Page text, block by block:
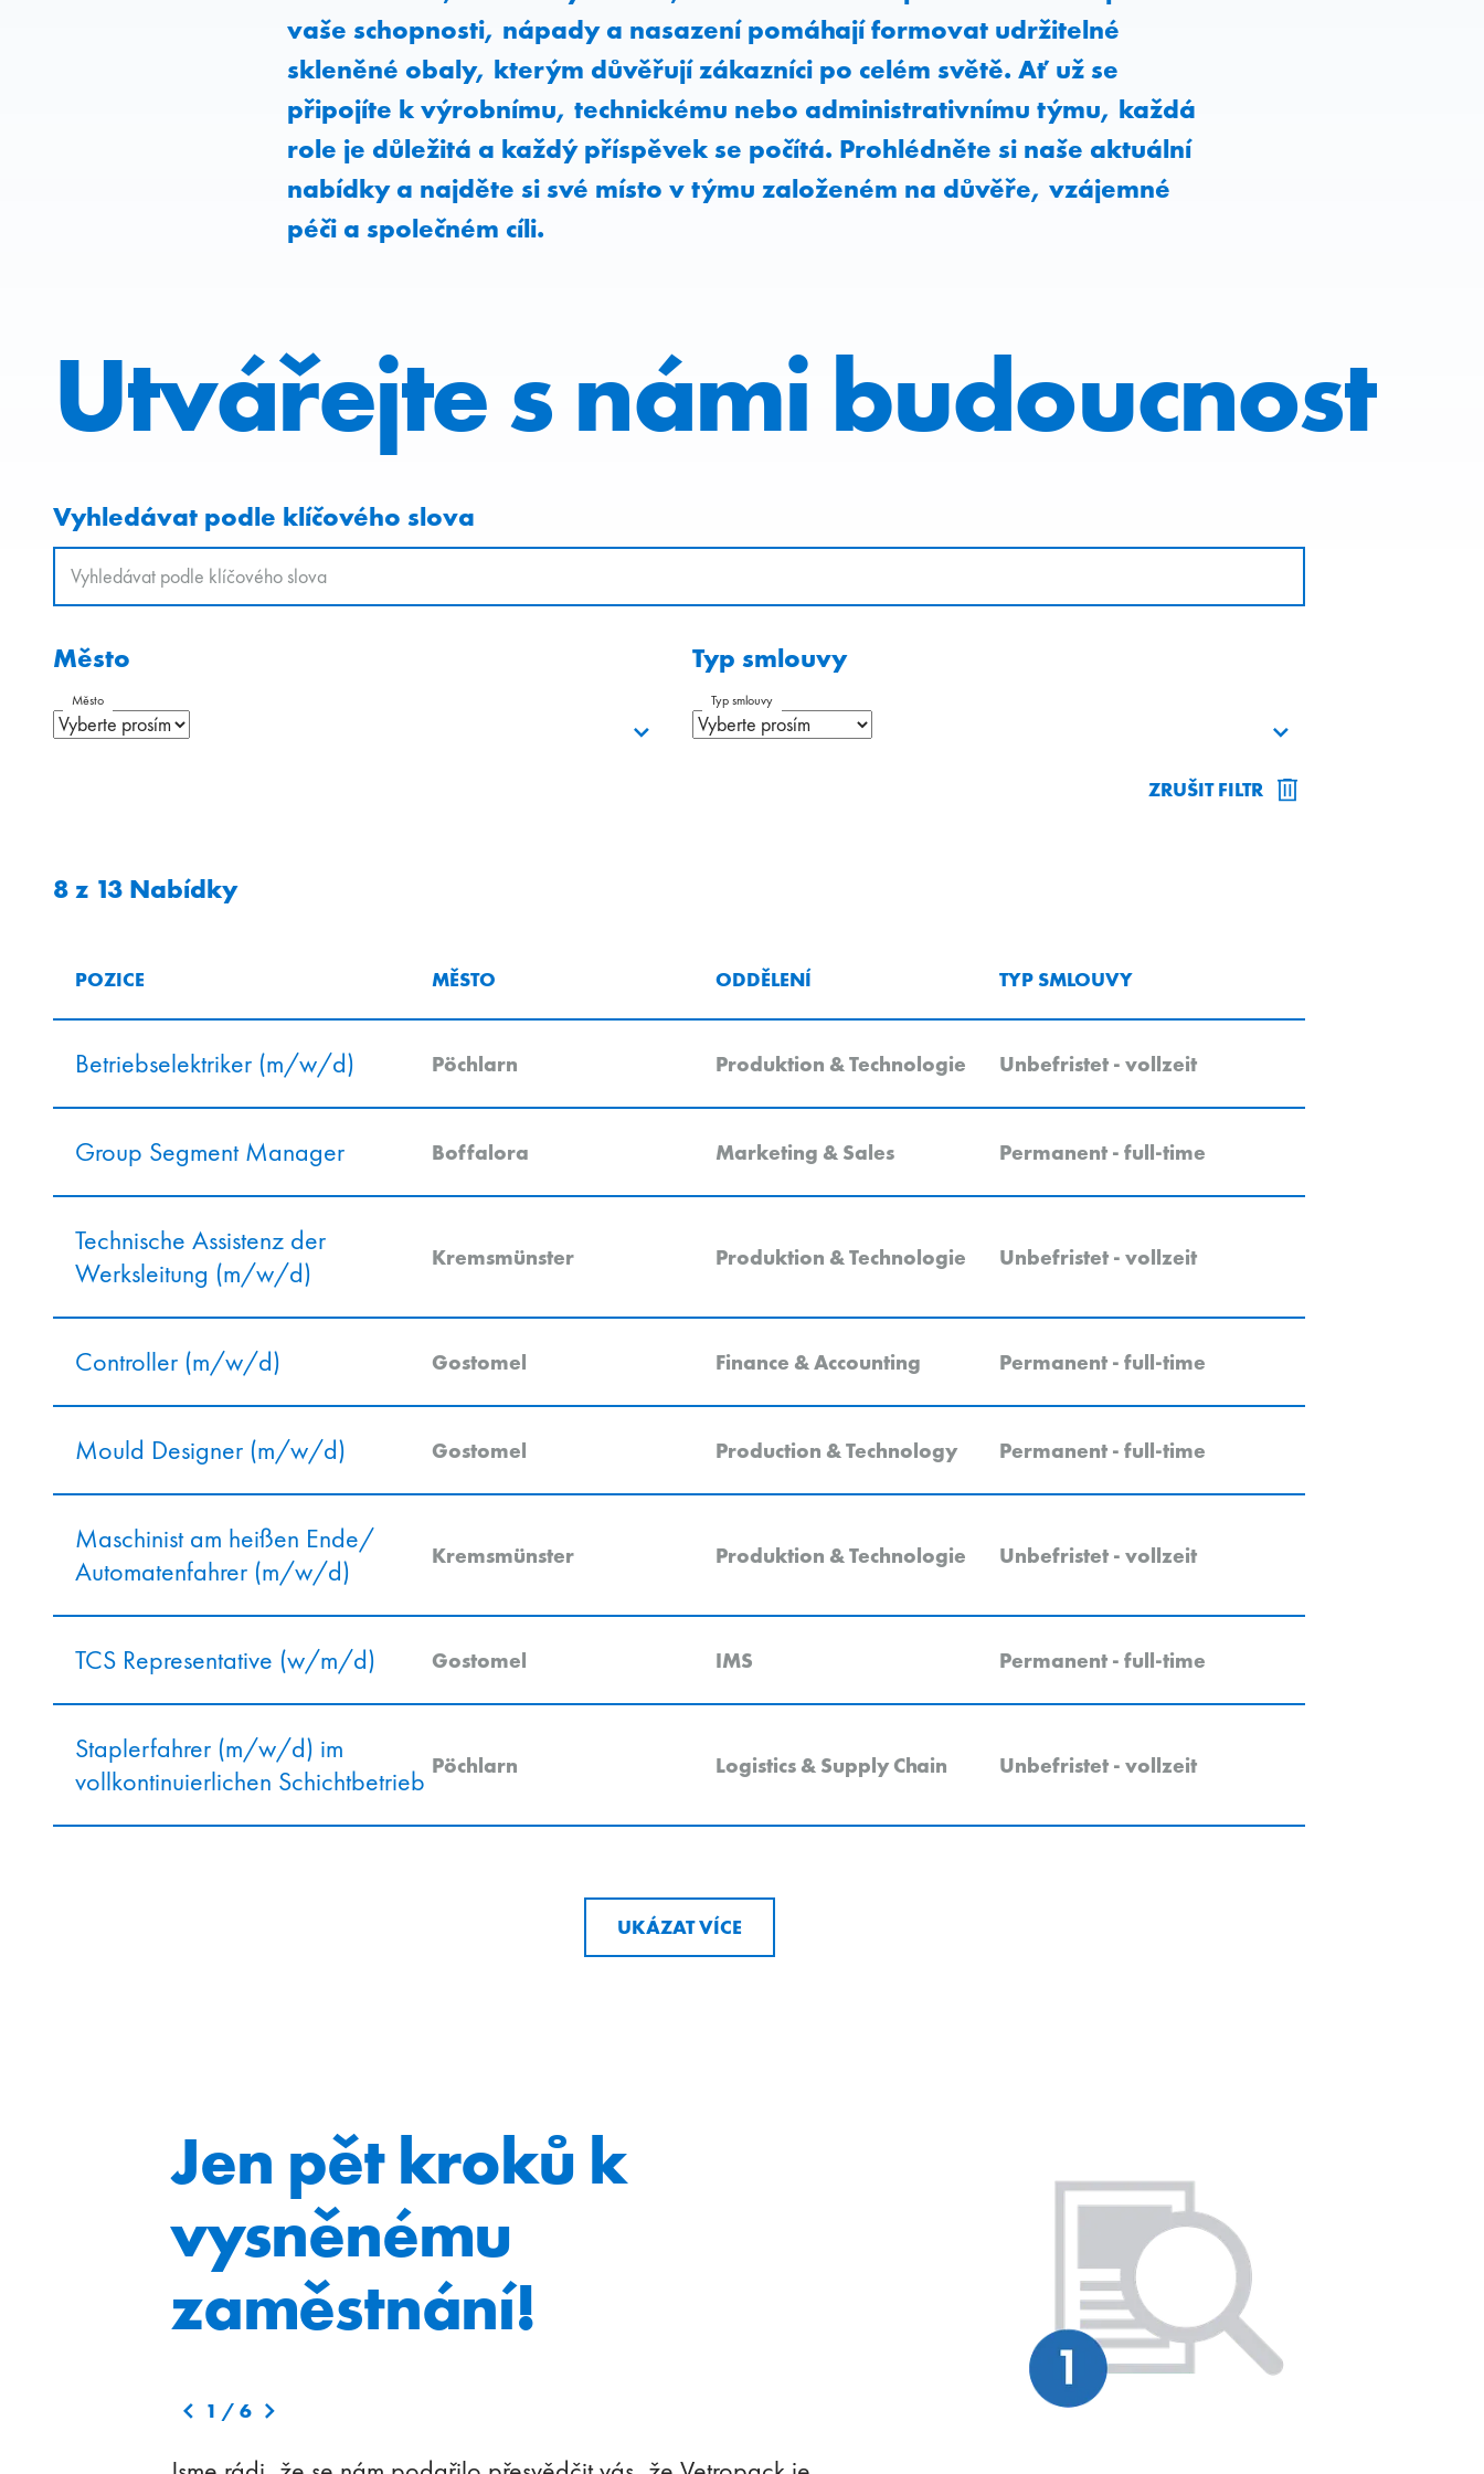
vaše schopnosti, nápady a nasazení pomáhají formovat udržitelné
skleněné obaly, kterým důvěřují zákazníci po celém světě. Ať už se
připojíte k výrobnímu, technickému nebo administrativnímu týmu, každá
role je důležitá a každý příspěvek se počítá. Prohlédněte si naše aktuální
nabídky a najděte si své místo v týmu založeném na důvěře, vzájemné
péči a společném cíli.
Utvářejte s námi budoucnost
Vyhledávat podle klíčového slova
Město
Město
Typ smlouvy
Typ smlouvy
ZRUŠIT FILTR
8 z 13 Nabídky
POZICE MĚSTO ODDĚLENÍ TYP SMLOUVY
Betriebselektriker (m/w/d) Pöchlarn Produktion & Technologie Unbefristet - vollzeit
Group Segment Manager Boffalora Marketing & Sales Permanent - full-time
Technische Assistenz der
Werksleitung (m/w/d)
Kremsmünster Produktion & Technologie Unbefristet - vollzeit
Controller (m/w/d) Gostomel Finance & Accounting Permanent - full-time
Mould Designer (m/w/d) Gostomel Production & Technology Permanent - full-time
Maschinist am heißen Ende/
Automatenfahrer (m/w/d)
Kremsmünster Produktion & Technologie Unbefristet - vollzeit
TCS Representative (w/m/d) Gostomel IMS Permanent - full-time
Staplerfahrer (m/w/d) im
vollkontinuierlichen Schichtbetrieb
Pöchlarn Logistics & Supply Chain Unbefristet - vollzeit
UKÁZAT VÍCE
Jen pět kroků k
vysněnému
zaměstnání!
1 / 6